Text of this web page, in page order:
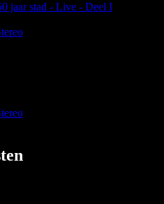
jaar stad - Live - Deel I